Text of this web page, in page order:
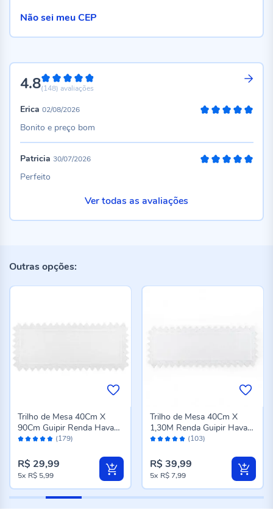
4.896%
(148) avaliações
Erica 02/08/2026
Bonito e preço bom
Patricia 30/07/2026
Perfeito
Ver todas as avaliações
Não sei meu CEP
Outras opções:
Avaliação: (179)
Trilho de Mesa 40Cm X
90Cm Guipir Renda Havan
Casa - Paris
R$ 29,99
5x R$ 5,99
Avaliação: (103)
Trilho de Mesa 40Cm X
1,30M Renda Guipir Havan
Casa - Paris
R$ 39,99
5x R$ 7,99